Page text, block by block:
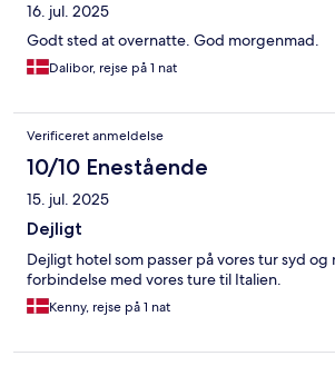
16. jul. 2025
Godt sted at overnatte. God morgenmad.
Dalibor, rejse på 1 nat
Verificeret anmeldelse
10/10 Enestående
15. jul. 2025
Dejligt
Dejligt hotel som passer på vores tur syd og
forbindelse med vores ture til Italien.
Kenny, rejse på 1 nat